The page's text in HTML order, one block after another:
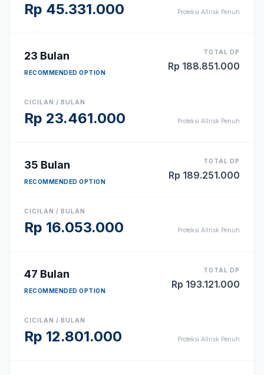
Rp 45.331.000 Proteksi Allrisk Penuh
23 Bulan
RECOMMENDED OPTION
TOTAL DP
Rp 188.851.000
CICILAN / BULAN
Rp 23.461.000 Proteksi Allrisk Penuh
35 Bulan
RECOMMENDED OPTION
TOTAL DP
Rp 189.251.000
CICILAN / BULAN
Rp 16.053.000 Proteksi Allrisk Penuh
47 Bulan
RECOMMENDED OPTION
TOTAL DP
Rp 193.121.000
CICILAN / BULAN
Rp 12.801.000 Proteksi Allrisk Penuh